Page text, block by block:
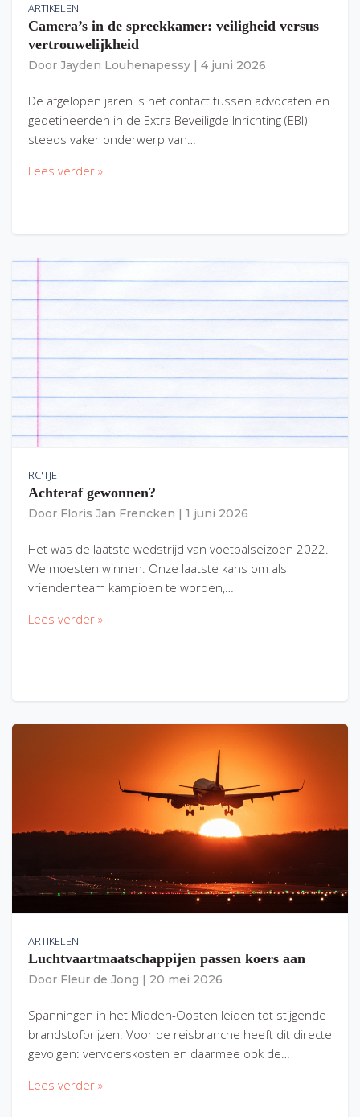
ARTIKELEN
Camera’s in de spreekkamer: veiligheid versus
vertrouwelijkheid
Door Jayden Louhenapessy 4 juni 2026
De afgelopen jaren is het contact tussen advocaten en
gedetineerden in de Extra Beveiligde Inrichting (EBI)
steeds vaker onderwerp van…
Lees verder »
RC'TJE
Achteraf gewonnen?
Door Floris Jan Frencken 1 juni 2026
Het was de laatste wedstrijd van voetbalseizoen 2022.
We moesten winnen. Onze laatste kans om als
vriendenteam kampioen te worden,…
Lees verder »
ARTIKELEN
Luchtvaartmaatschappijen passen koers aan
Door Fleur de Jong 20 mei 2026
Spanningen in het Midden-Oosten leiden tot stijgende
brandstofprijzen. Voor de reisbranche heeft dit directe
gevolgen: vervoerskosten en daarmee ook de…
Lees verder »